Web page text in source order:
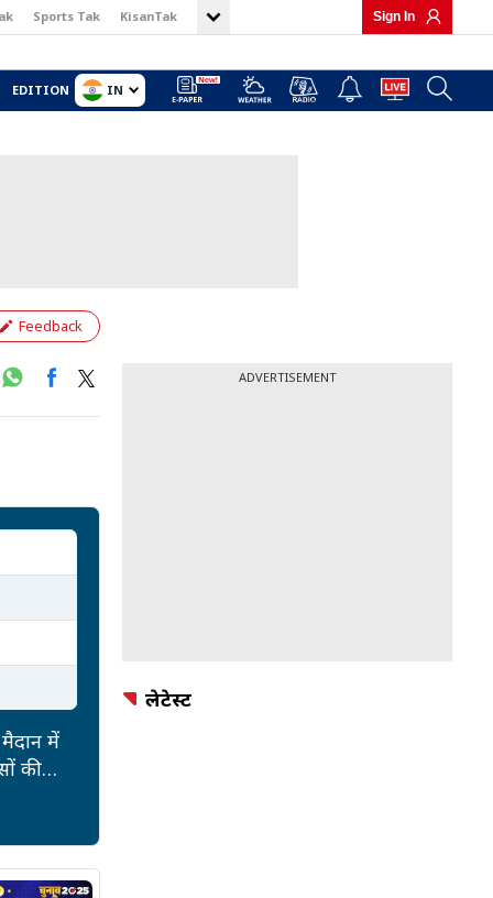
Sports Tak KisanTak Sign In
EDITION IN
Feedback
में
की
ADVERTISEMENT
लेटेस्ट